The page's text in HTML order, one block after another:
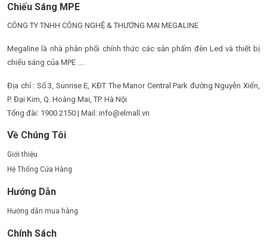
Chiếu Sáng MPE
CÔNG TY TNHH CÔNG NGHỆ & THƯƠNG MẠI MEGALINE
Megaline là nhà phân phối chính thức các sản phẩm đèn Led và thiết bị
chiếu sáng của MPE ....
Địa chỉ : Số 3, Sunrise E, KĐT The Manor Central Park đường Nguyễn Xiển,
P. Đại Kim, Q. Hoàng Mai, TP. Hà Nội
Tổng đài: 1900 2150 | Mail: info@elmall.vn
Về Chúng Tôi
Giới thiệu
Hệ Thống Cửa Hàng
Hướng Dẫn
Hướng dẫn mua hàng
Chính Sách